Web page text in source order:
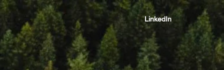
LinkedIn